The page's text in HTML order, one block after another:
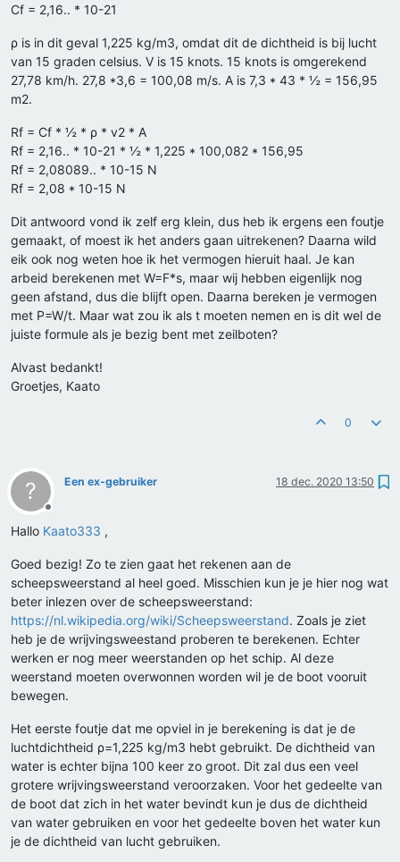
Cf = 2,16.. * 10-21
ρ is in dit geval 1,225 kg/m3, omdat dit de dichtheid is bij lucht
van 15 graden celsius. V is 15 knots. 15 knots is omgerekend
27,78 km/h. 27,8 *3,6 = 100,08 m/s. A is 7,3 * 43 * ½ = 156,95
m2.
Rf = Cf * ½ * ρ * v2 * A
Rf = 2,16.. * 10-21 * ½ * 1,225 * 100,082 * 156,95
Rf = 2,08089.. * 10-15 N
Rf = 2,08 * 10-15 N
Dit antwoord vond ik zelf erg klein, dus heb ik ergens een foutje
gemaakt, of moest ik het anders gaan uitrekenen? Daarna wild
eik ook nog weten hoe ik het vermogen hieruit haal. Je kan
arbeid berekenen met W=F*s, maar wij hebben eigenlijk nog
geen afstand, dus die blijft open. Daarna bereken je vermogen
met P=W/t. Maar wat zou ik als t moeten nemen en is dit wel de
juiste formule als je bezig bent met zeilboten?
Alvast bedankt!
Groetjes, Kaato
0
?
Offline
Een ex-gebruiker 18 dec. 2020 13:50
Hallo Kaato333 ,
Goed bezig! Zo te zien gaat het rekenen aan de
scheepsweerstand al heel goed. Misschien kun je je hier nog wat
beter inlezen over de scheepsweerstand:
https://nl.wikipedia.org/wiki/Scheepsweerstand. Zoals je ziet
heb je de wrijvingsweestand proberen te berekenen. Echter
werken er nog meer weerstanden op het schip. Al deze
weerstand moeten overwonnen worden wil je de boot vooruit
bewegen.
Het eerste foutje dat me opviel in je berekening is dat je de
luchtdichtheid ρ=1,225 kg/m3 hebt gebruikt. De dichtheid van
water is echter bijna 100 keer zo groot. Dit zal dus een veel
grotere wrijvingsweerstand veroorzaken. Voor het gedeelte van
de boot dat zich in het water bevindt kun je dus de dichtheid
van water gebruiken en voor het gedeelte boven het water kun
je de dichtheid van lucht gebruiken.